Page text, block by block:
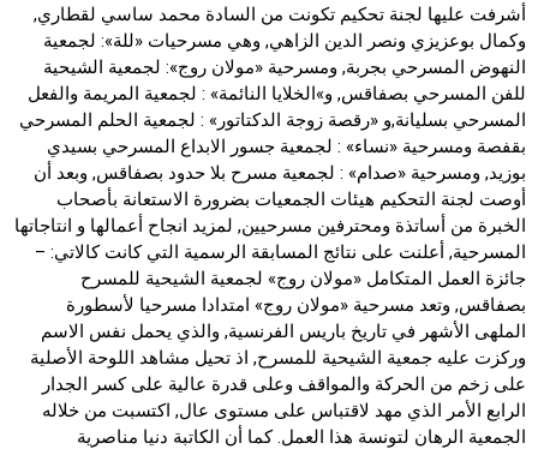
أشرفت عليها لجنة تحكيم تكونت من السادة محمد ساسي لقطاري,
وكمال بوعزيزي ونصر الدين الزاهي, وهي مسرحيات «للة»: لجمعية
النهوض المسرحي بجربة, ومسرحية «مولان روج»: لجمعية الشيحية
للفن المسرحي بصفاقس, و»الخلايا النائمة» : لجمعية المريمة والفعل
المسرحي بسليانة,و «رقصة زوجة الدكتاتور» : لجمعية الحلم المسرحي
بقفصة ومسرحية «نساء» : لجمعية جسور الابداع المسرحي بسيدي
بوزيد, ومسرحية «صدام» : لجمعية مسرح بلا حدود بصفاقس, وبعد أن
أوصت لجنة التحكيم هيئات الجمعيات بضرورة الاستعانة بأصحاب
الخبرة من أساتذة ومحترفين مسرحيين, لمزيد انجاح أعمالها و انتاجاتها
المسرحية, أعلنت على نتائج المسابقة الرسمية التي كانت كالاتي: –
جائزة العمل المتكامل «مولان روج» لجمعية الشيحية للمسرح
بصفاقس, وتعد مسرحية «مولان روج» امتدادا مسرحيا لأسطورة
الملهى الأشهر في تاريخ باريس الفرنسية, والذي يحمل نفس الاسم
وركزت عليه جمعية الشيحية للمسرح, اذ تحيل مشاهد اللوحة الأصلية
على زخم من الحركة والمواقف وعلى قدرة عالية على كسر الجدار
الرابع الأمر الذي مهد لاقتباس على مستوى عال, اكتسبت من خلاله
الجمعية الرهان لتونسة هذا العمل. كما أن الكاتبة دنيا مناصرية